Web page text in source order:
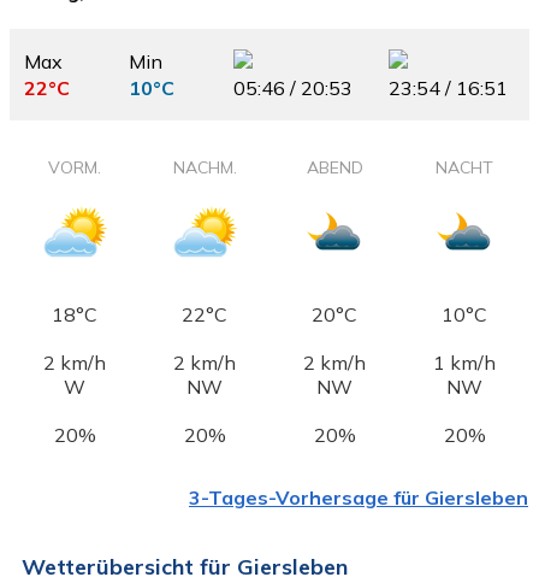
Max
22°C
Min
10°C
05:46 / 20:53 23:54 / 16:51
VORM. NACHM. ABEND NACHT
18°C 22°C 20°C
10°C
2 km/h
W
2 km/h
NW
2 km/h
NW
1 km/h
NW
20%
20% 20% 20%
3-Tages-Vorhersage für Giersleben
Wetterübersicht für Giersleben